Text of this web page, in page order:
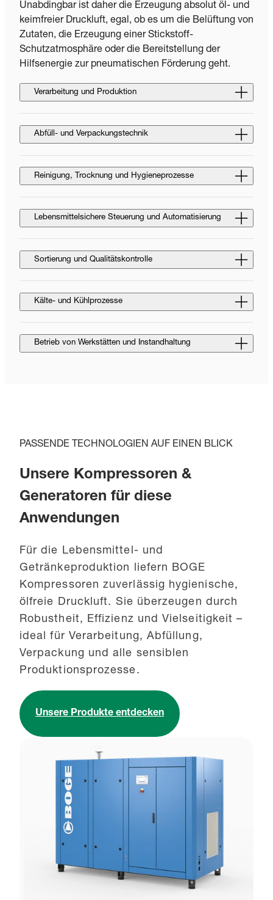
Unabdingbar ist daher die Erzeugung absolut öl- und
keimfreier Druckluft, egal, ob es um die Belüftung von
Zutaten, die Erzeugung einer Stickstoff-
Schutzatmosphäre oder die Bereitstellung der
Hilfsenergie zur pneumatischen Förderung geht.
Verarbeitung und Produktion
Abfüll- und Verpackungstechnik
Reinigung, Trocknung und Hygieneprozesse
Lebensmittelsichere Steuerung und Automatisierung
Sortierung und Qualitätskontrolle
Kälte- und Kühlprozesse
Betrieb von Werkstätten und Instandhaltung
PASSENDE TECHNOLOGIEN AUF EINEN BLICK
Unsere Kompressoren &
Generatoren für diese
Anwendungen
Für die Lebensmittel- und
Getränkeproduktion liefern BOGE
Kompressoren zuverlässig hygienische,
ölfreie Druckluft. Sie überzeugen durch
Robustheit, Effizienz und Vielseitigkeit –
ideal für Verarbeitung, Abfüllung,
Verpackung und alle sensiblen
Produktionsprozesse.
Unsere Produkte entdecken